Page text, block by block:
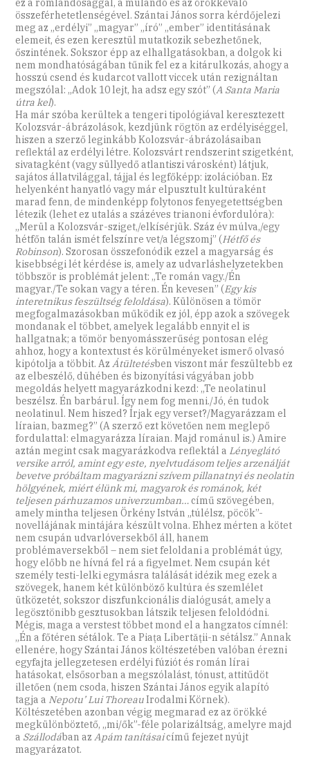
ez a romlandósággal, a múlandó és az örökkévaló
összeférhetetlenségével. Szántai János sorra kérdőjelezi
meg az „erdélyi” „magyar” „író” „ember” identitásának
elemeit, és ezen keresztül mutatkozik sebezhetőnek,
őszintének. Sokszor épp az elhallgatásokban, a dolgok ki
nem mondhatóságában tűnik fel ez a kitárulkozás, ahogy a
hosszú csend és kudarcot vallott viccek után rezignáltan
megszólal: „Adok 10 lejt, ha adsz egy szót” (A Santa Maria
útra kel).
Ha már szóba kerültek a tengeri tipológiával keresztezett
Kolozsvár-ábrázolások, kezdjünk rögtön az erdélyiséggel,
hiszen a szerző leginkább Kolozsvár-ábrázolásaiban
reflektál az erdélyi létre. Kolozsvárt rendszerint szigetként,
sivatagként (vagy süllyedő atlantiszi városként) látjuk,
sajátos állatvilággal, tájjal és legfőképp: izolációban. Ez
helyenként hanyatló vagy már elpusztult kultúraként
marad fenn, de mindenképp folytonos fenyegetettségben
létezik (lehet ez utalás a százéves trianoni évfordulóra):
„Merül a Kolozsvár-sziget,/elkísérjük. Száz év múlva,/egy
hétfőn talán ismét felszínre vet/a légszomj” (Hétfő és
Robinson). Szorosan összefonódik ezzel a magyarság és
kisebbségi lét kérdése is, amely az udvarláshelyzetekben
többször is problémát jelent: „Te román vagy./Én
magyar./Te sokan vagy a téren. Én kevesen” (Egy kis
interetnikus feszültség feloldása). Különösen a tömör
megfogalmazásokban működik ez jól, épp azok a szövegek
mondanak el többet, amelyek legalább ennyit el is
hallgatnak; a tömör benyomásszerűség pontosan elég
ahhoz, hogy a kontextust és körülményeket ismerő olvasó
kipótolja a többit. AzÁtültetésben viszont már feszültebb ez
az elbeszélő, dühében és bizonyítási vágyában jobb
megoldás helyett magyarázkodni kezd: „Te neolatinul
beszélsz. Én barbárul. Így nem fog menni./Jó, én tudok
neolatinul. Nem hiszed? Írjak egy verset?/Magyarázzam el
líraian, bazmeg?” (A szerző ezt követően nem meglepő
fordulattal: elmagyarázza líraian. Majd románul is.) Amire
aztán megint csak magyarázkodva reflektál a Lényeglátó
versike arról, amint egy este, nyelvtudásom teljes arzenálját
bevetve próbáltam magyarázni szívem pillanatnyi és neolatin
hölgyének, miért élünk mi, magyarok és románok, két
teljesen párhuzamos univerzumban…című szövegében,
amely mintha teljesen Örkény István „túlélsz, pöcök”-
novellájának mintájára készült volna. Ehhez mérten a kötet
nem csupán udvarlóversekből áll, hanem
problémaversekből – nem siet feloldani a problémát úgy,
hogy előbb ne hívná fel rá a figyelmet. Nem csupán két
személy testi-lelki egymásra találását idézik meg ezek a
szövegek, hanem két különböző kultúra és szemlélet
ütközetét, sokszor diszfunkcionális dialógusát, amely a
legösztönibb gesztusokban látszik teljesen feloldódni.
Mégis, maga a verstest többet mond el a hangzatos címnél:
„Én a főtéren sétálok. Te a Piața Libertății-n sétálsz.” Annak
ellenére, hogy Szántai János költészetében valóban érezni
egyfajta jellegzetesen erdélyi fúziót és román lírai
hatásokat, elsősorban a megszólalást, tónust, attitűdöt
illetően (nem csoda, hiszen Szántai János egyik alapító
tagja a Nepotu’ Lui ThoreauIrodalmi Körnek).
Költészetében azonban végig megmarad ez az örökké
megkülönböztető, „mi/ők”-féle polarizáltság, amelyre majd
a Szállodában az Apám tanításaicímű fejezet nyújt
magyarázatot.